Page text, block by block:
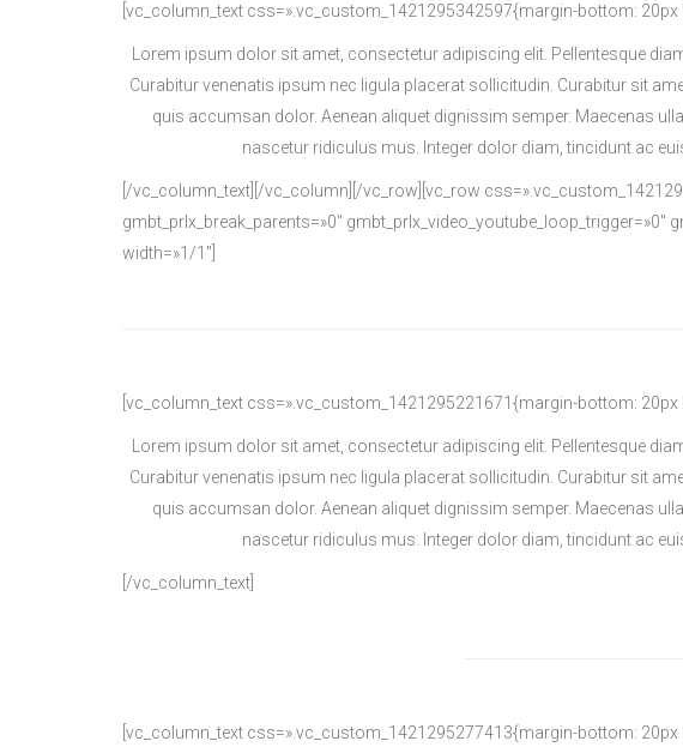
[vc_column_text css=».vc_custom_1421295342597{margin-bottom: 20px
Lorem ipsum dolor sit amet, consectetur adipiscing elit. Pellentesque
Curabitur venenatis ipsum nec ligula placerat sollicitudin. Curabitur sit
quis accumsan dolor. Aenean aliquet dignissim semper. Maecenas
nascetur ridiculus mus. Integer dolor diam, tincidunt ac
[/vc_column_text][/vc_column][/vc_row][vc_row
gmbt_prlx_break_parents=»0″
width=»1/1″]
[vc_column_text css=».vc_custom_1421295221671{margin-bottom: 20px
Lorem ipsum dolor sit amet, consectetur adipiscing elit. Pellentesque
Curabitur venenatis ipsum nec ligula placerat sollicitudin. Curabitur sit
quis accumsan dolor. Aenean aliquet dignissim semper. Maecenas
nascetur ridiculus mus. Integer dolor diam, tincidunt ac
[/vc_column_text]
[vc_column_text css=».vc_custom_1421295277413{margin-bottom: 20px